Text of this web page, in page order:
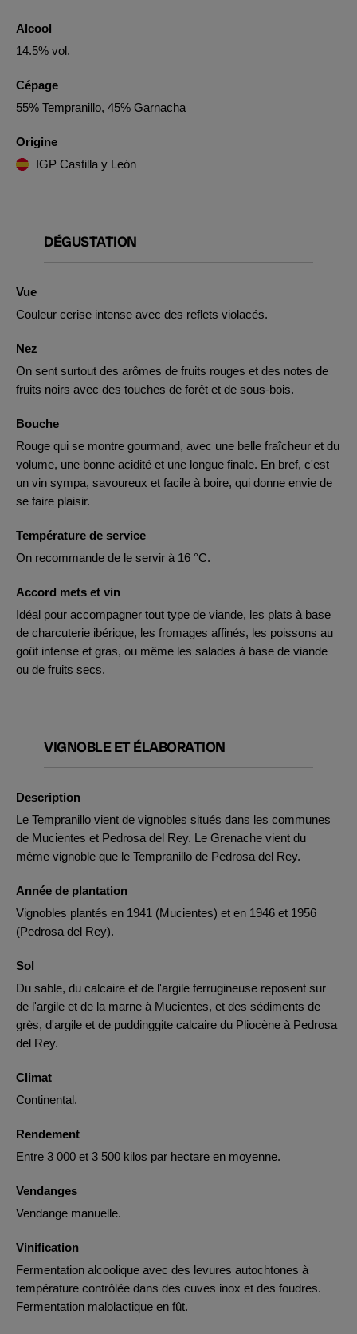
Alcool
14.5% vol.
Cépage
55% Tempranillo, 45% Garnacha
Origine
IGP Castilla y León
DÉGUSTATION
Vue
Couleur cerise intense avec des reflets violacés.
Nez
On sent surtout des arômes de fruits rouges et des notes de
fruits noirs avec des touches de forêt et de sous-bois.
Bouche
Rouge qui se montre gourmand, avec une belle fraîcheur et du
volume, une bonne acidité et une longue finale. En bref, c'est
un vin sympa, savoureux et facile à boire, qui donne envie de
se faire plaisir.
Température de service
On recommande de le servir à 16 °C.
Accord mets et vin
Idéal pour accompagner tout type de viande, les plats à base
de charcuterie ibérique, les fromages affinés, les poissons au
goût intense et gras, ou même les salades à base de viande
ou de fruits secs.
VIGNOBLE ET ÉLABORATION
Description
Le Tempranillo vient de vignobles situés dans les communes
de Mucientes et Pedrosa del Rey. Le Grenache vient du
même vignoble que le Tempranillo de Pedrosa del Rey.
Année de plantation
Vignobles plantés en 1941 (Mucientes) et en 1946 et 1956
(Pedrosa del Rey).
Sol
Du sable, du calcaire et de l'argile ferrugineuse reposent sur
de l'argile et de la marne à Mucientes, et des sédiments de
grès, d'argile et de puddinggite calcaire du Pliocène à Pedrosa
del Rey.
Climat
Continental.
Rendement
Entre 3 000 et 3 500 kilos par hectare en moyenne.
Vendanges
Vendange manuelle.
Vinification
Fermentation alcoolique avec des levures autochtones à
température contrôlée dans des cuves inox et des foudres.
Fermentation malolactique en fût.